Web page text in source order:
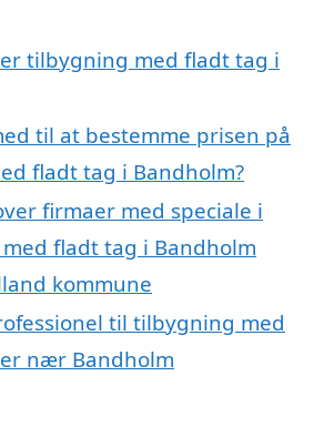
tilbygning med fladt tag i
til at bestemme prisen på
fladt tag i Bandholm?
firmaer med speciale i
fladt tag i Bandholm
kommune
til tilbygning med
nær Bandholm